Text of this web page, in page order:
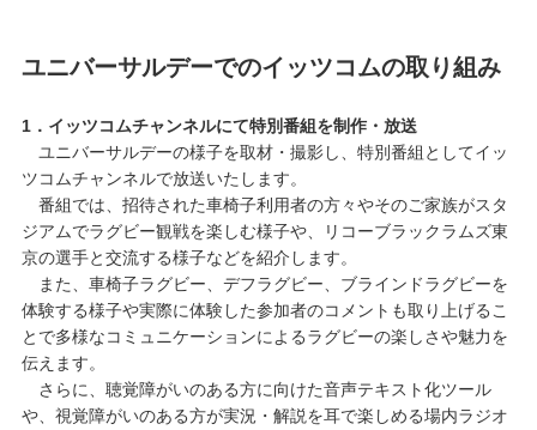
ユニバーサルデーでのイッツコムの取り組み
1．イッツコムチャンネルにて特別番組を制作・放送
ユニバーサルデーの様子を取材・撮影し、特別番組としてイッ
ツコムチャンネルで放送いたします。
番組では、招待された車椅子利用者の方々やそのご家族がスタ
ジアムでラグビー観戦を楽しむ様子や、リコーブラックラムズ東
京の選手と交流する様子などを紹介します。
また、車椅子ラグビー、デフラグビー、ブラインドラグビーを
体験する様子や実際に体験した参加者のコメントも取り上げるこ
とで多様なコミュニケーションによるラグビーの楽しさや魅力を
伝えます。
さらに、聴覚障がいのある方に向けた音声テキスト化ツール
や、視覚障がいのある方が実況・解説を耳で楽しめる場内ラジオ